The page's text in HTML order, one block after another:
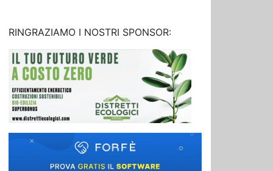
RINGRAZIAMO I NOSTRI SPONSOR: